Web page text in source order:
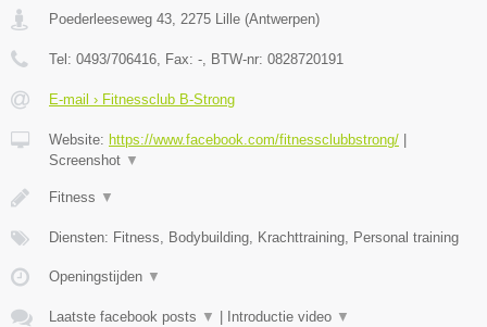
Poederleeseweg 43, 2275 Lille (Antwerpen)
Tel: 0493/706416, Fax: -, BTW-nr: 0828720191
E-mail › Fitnessclub B-Strong
Website: https://www.facebook.com/fitnessclubbstrong/
Screenshot ▼
Fitness ▼
Diensten: Fitness, Bodybuilding, Krachttraining, Personal training
Openingstijden ▼
Laatste facebook posts ▼ Introductie video ▼